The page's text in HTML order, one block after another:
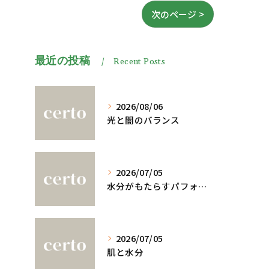
次のページ >
最近の投稿 Recent Posts
2026/08/06
光と闇のバランス
2026/07/05
水分がもたらすパフォーマンスへの影響
2026/07/05
肌と水分